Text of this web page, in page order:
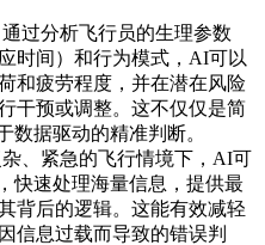
通过分析飞行员的生理参数
时间）和行为模式，AI可以
和疲劳程度，并在潜在风险
干预或调整。这不仅仅是简
数据驱动的精准判断。
、紧急的飞行情境下，AI可
快速处理海量信息，提供最
背后的逻辑。这能有效减轻
信息过载而导致的错误判